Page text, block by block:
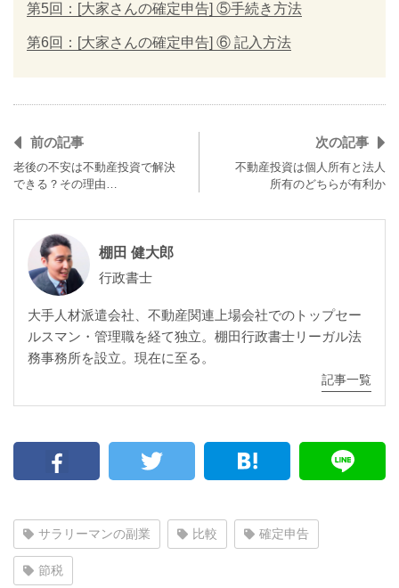
第5回：[大家さんの確定申告] ⑤手続き方法
第6回：[大家さんの確定申告] ⑥ 記入方法
前の記事
老後の不安は不動産投資で解決
できる？その理由…
次の記事
不動産投資は個人所有と法人
所有のどちらが有利か
棚田 健大郎
行政書士
大手人材派遣会社、不動産関連上場会社でのトップセー
ルスマン・管理職を経て独立。棚田行政書士リーガル法
務事務所を設立。現在に至る。
記事一覧
サラリーマンの副業 比較 確定申告
節税